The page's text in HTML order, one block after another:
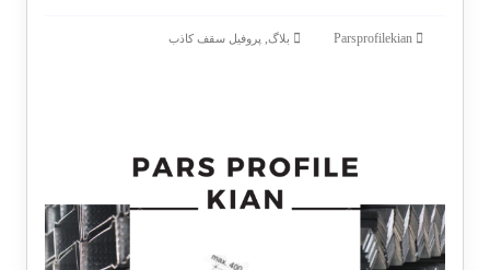
Parsprofilekian بلاگ, پروفیل سقف کاذب